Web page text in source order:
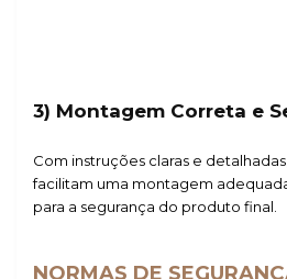
3) Montagem Correta e
Com instruções claras e
facilitam uma montagem
para a segurança do produto final.
NORMAS DE